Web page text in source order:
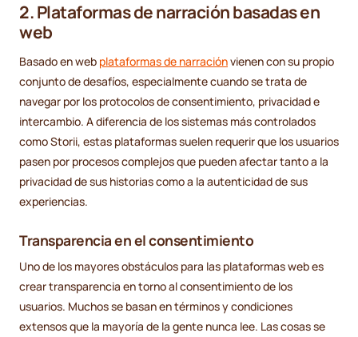
2. Plataformas de narración basadas en
web
Basado en web plataformas de narraciónvienen con su propio
conjunto de desafíos, especialmente cuando se trata de
navegar por los protocolos de consentimiento, privacidad e
intercambio. A diferencia de los sistemas más controlados
como Storii, estas plataformas suelen requerir que los usuarios
pasen por procesos complejos que pueden afectar tanto a la
privacidad de sus historias como a la autenticidad de sus
experiencias.
Transparencia en el consentimiento
Uno de los mayores obstáculos para las plataformas web es
crear transparencia en torno al consentimiento de los
usuarios. Muchos se basan en términos y condiciones
extensos que la mayoría de la gente nunca lee. Las cosas se